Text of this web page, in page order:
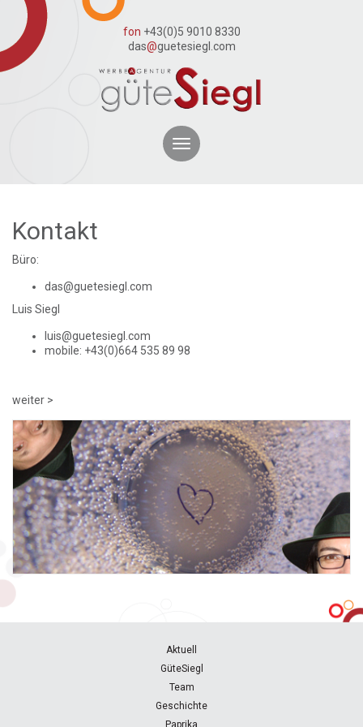
fon +43(0)5 9010 8330
das@guetesiegl.com
Toggle
navigation
Kontakt
Büro:
das@guetesiegl.com
Luis Siegl
luis@guetesiegl.com
mobile: +43(0)664 535 89 98
weiter >
Aktuell
GüteSiegl
Team
Geschichte